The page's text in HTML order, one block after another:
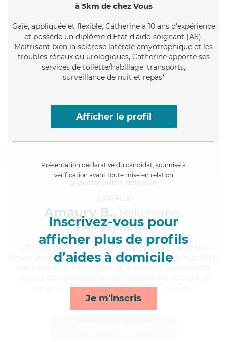
à 5km de chez Vous
Gaie, appliquée et flexible, Catherine a 10 ans d'expérience
et possède un diplôme d'Etat d'aide-soignant (AS).
Maitrisant bien la sclérose latérale amyotrophique et les
troubles rénaux ou urologiques, Catherine apporte ses
services de toilette/habillage, transports,
surveillance de nuit et repas*
Afficher le profil
Présentation déclarative du candidat, soumise à
vérification avant toute mise en relation
Inscrivez-vous pour
afficher plus de profils
d’aides à domicile
Je m'inscris
SÉRIEUX
Amaury B., Malesherbes
à 5km de chez Vous
, expérimenté et énergique, Amaury a 20 ans
d'expérience et possède un diplôme d'Etat d'infirmier (DEI).
repas, mobilité, ménage et courses/livraison*